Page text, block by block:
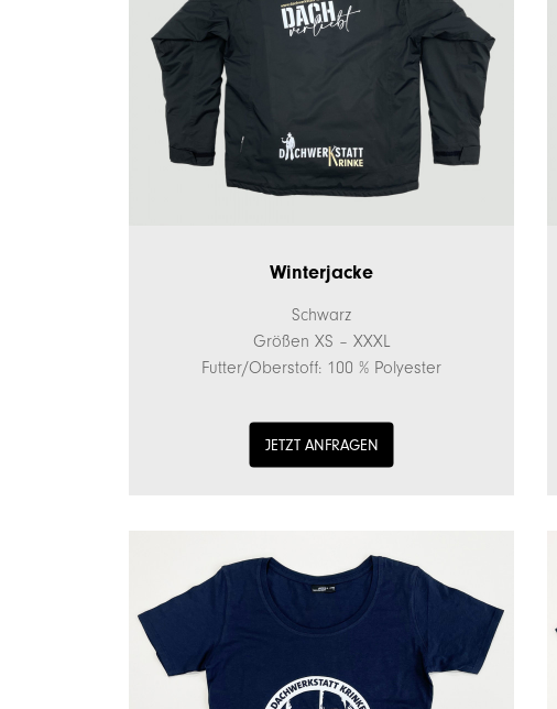
Winterjacke
Schwarz
Größen XS – XXXL
Futter/Oberstoff: 100 % Polyester
JETZT ANFRAGEN